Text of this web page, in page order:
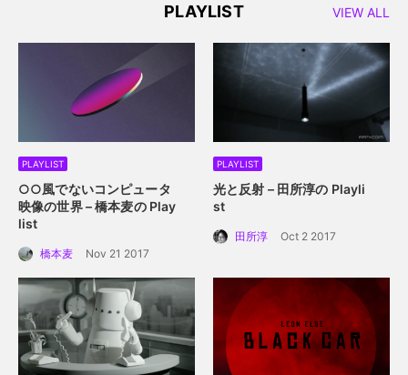
PLAYLIST VIEW ALL
PLAYLIST
○○風でないコンピュータ
映像の世界 – 橋本麦の Play
list
橋本麦 Nov 21 2017
PLAYLIST
光と反射 – 田所淳の Playli
st
田所淳 Oct 2 2017